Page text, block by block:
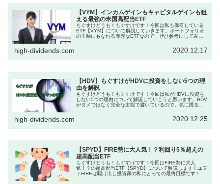
【VYM】インカムゲインもキャピタルゲインも狙
える最強の米国高配当ETF
もぐすけどうも！もぐすけです！今回は私も保有している
ETF【VYM】について解説していきます。ポートフォリオ
の主軸にもなれる優秀なETFなので、ぜひ参考にしてみて
high-dividends.com 2020.12.17
【HDV】もぐすけがHDVに投資をしない5つの理
由を解説
もぐすけどうも！もぐすけです！今回は私がHDVに投資を
しない5つの理由について解説していこうと思います。HDV
がダメではなく完全な主観で書いているので、気に障る方
high-dividends.com 2020.12.25
【SPYD】FIRE勢に大人気！？利回り5％超えの
超高配当ETF
もぐすけどうも！もぐすけです！今回はFIRE勢に大人
気！？の超高配当ETF【SPYD】について解説します！ユフ
ィFIREは駆け出し投資家の私にとっての最終目標です！！